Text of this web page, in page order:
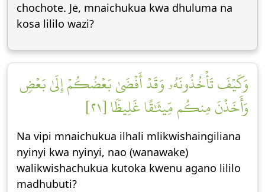
chochote. Je, mnaichukua kwa dhuluma na
kosa lililo wazi?
وَكَيۡفَ تَأۡخُذُونَهُۥ وَقَدۡ أَفۡضَىٰ بَعۡضُكُمۡ إِلَىٰ بَعۡضٖ
وَأَخَذۡنَ مِنكُم مِّيثَٰقًا غَلِيظٗا [٢١]
Na vipi mnaichukua ilhali mlikwishaingiliana
nyinyi kwa nyinyi, nao (wanawake)
walikwishachukua kutoka kwenu agano lililo
madhubuti?